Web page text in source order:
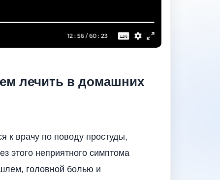
лечить в домашних
к врачу по поводу простуды,
этого неприятного симптома
головной болью и